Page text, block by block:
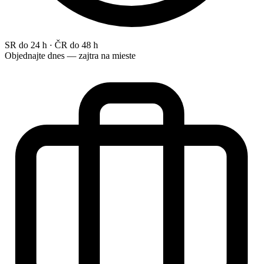
SR do 24 h · ČR do 48 h
Objednajte dnes — zajtra na mieste